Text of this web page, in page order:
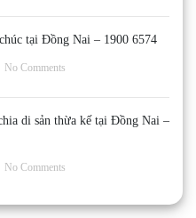
tại Đồng Nai – 1900 6574
No Comments
di sản thừa kế tại Đồng Nai –
No Comments